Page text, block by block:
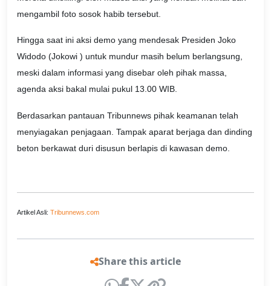
mengambil foto sosok habib tersebut.
Hingga saat ini aksi demo yang mendesak Presiden Joko
Widodo (Jokowi ) untuk mundur masih belum berlangsung,
meski dalam informasi yang disebar oleh pihak massa,
agenda aksi bakal mulai pukul 13.00 WIB.
Berdasarkan pantauan Tribunnews pihak keamanan telah
menyiagakan penjagaan. Tampak aparat berjaga dan dinding
beton berkawat duri disusun berlapis di kawasan demo.
Artikel Asli: Tribunnews.com
Share this article